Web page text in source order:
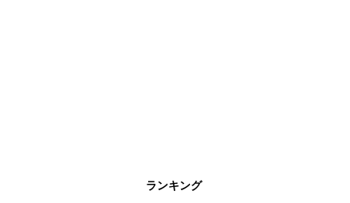
ランキング